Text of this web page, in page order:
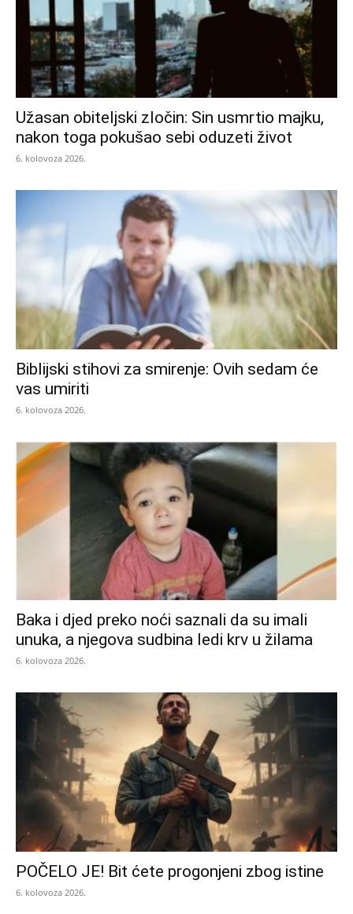
Užasan obiteljski zločin: Sin usmrtio majku,
nakon toga pokušao sebi oduzeti život
6. kolovoza 2026.
Biblijski stihovi za smirenje: Ovih sedam će
vas umiriti
6. kolovoza 2026.
Baka i djed preko noći saznali da su imali
unuka, a njegova sudbina ledi krv u žilama
6. kolovoza 2026.
POČELO JE! Bit ćete progonjeni zbog istine
6. kolovoza 2026.